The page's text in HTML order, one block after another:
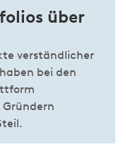
über
verständlicher
bei den